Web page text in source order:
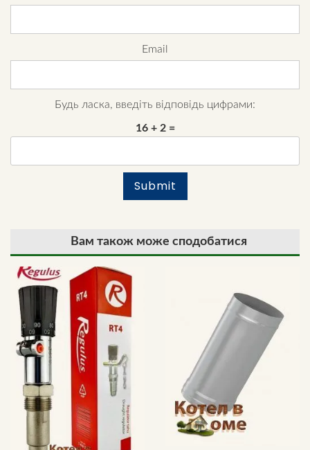
Email
Будь ласка, введіть відповідь цифрами:
16 + 2 =
Вам також може сподобатися